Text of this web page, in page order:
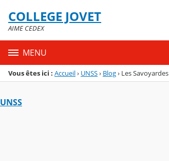
Menu de la rubrique
Contenu
COLLEGE JOVET
AIME CEDEX
MENU
Vous êtes ici : Accueil› UNSS› Blog› Les Savoyardes
UNSS